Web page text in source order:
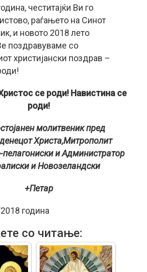
честитајќи Ви го
раѓањето на Синот
и новото 2018 лето
поздравуваме со
христијански поздрав –
се роди! Навистина се
роди!
молитвеник пред
Христа,Митрополит
и Администратор
и Новозеландски
+Петар
година
со читање: